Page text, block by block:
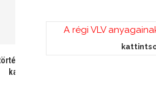
A régi VLV